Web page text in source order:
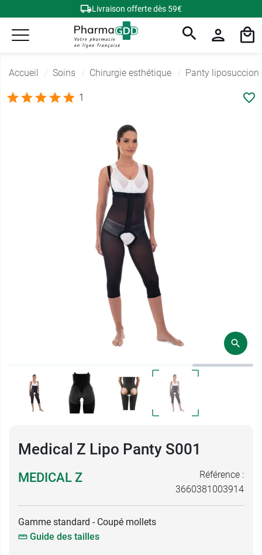
Livraison offerte dès 59€
Accueil Soins Chirurgie esthétique Panty liposuccion
1
Medical Z Lipo Panty S001
MEDICAL Z
Référence :
3660381003914
Gamme standard - Coupé mollets
Guide des tailles